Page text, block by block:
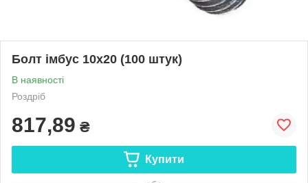
Болт імбус 10х20 (100 штук)
В наявності
Роздріб
817,89 ₴
Купити